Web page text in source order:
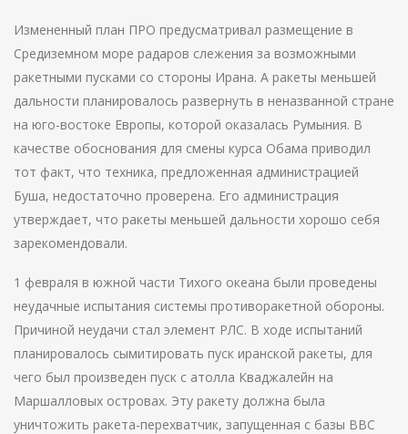
Измененный план ПРО предусматривал размещение в
Средиземном море радаров слежения за возможными
ракетными пусками со стороны Ирана. А ракеты меньшей
дальности планировалось развернуть в неназванной стране
на юго-востоке Европы, которой оказалась Румыния. В
качестве обоснования для смены курса Обама приводил
тот факт, что техника, предложенная администрацией
Буша, недостаточно проверена. Его администрация
утверждает, что ракеты меньшей дальности хорошо себя
зарекомендовали.
1 февраля в южной части Тихого океана были проведены
неудачные испытания системы противоракетной обороны.
Причиной неудачи стал элемент РЛС. В ходе испытаний
планировалось сымитировать пуск иранской ракеты, для
чего был произведен пуск с атолла Кваджалейн на
Маршалловых островах. Эту ракету должна была
уничтожить ракета-перехватчик, запущенная с базы ВВС